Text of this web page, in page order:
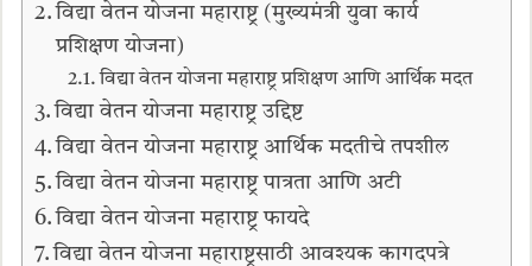
विद्या वेतन योजना महाराष्ट्र (मुख्यमंत्री युवा कार्य
प्रशिक्षण योजना)
विद्या वेतन योजना महाराष्ट्र प्रशिक्षण आणि आर्थिक मदत
विद्या वेतन योजना महाराष्ट्र उद्दिष्ट
विद्या वेतन योजना महाराष्ट्र आर्थिक मदतीचे तपशील
विद्या वेतन योजना महाराष्ट्र पात्रता आणि अटी
विद्या वेतन योजना महाराष्ट्र फायदे
विद्या वेतन योजना महाराष्ट्रसाठी आवश्यक कागदपत्रे